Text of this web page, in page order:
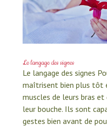
Le langage des signes
Le langage des signes
maîtrisent bien plus tôt
muscles de leurs bras et
leur bouche. Ils sont
gestes bien avant de